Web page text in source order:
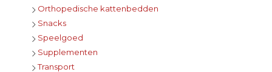
Orthopedische kattenbedden
Snacks
Speelgoed
Supplementen
Transport